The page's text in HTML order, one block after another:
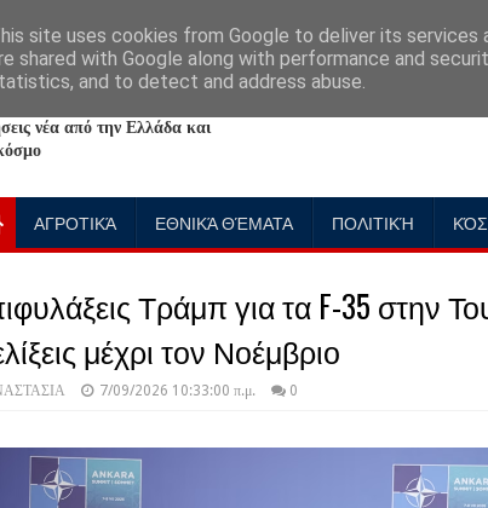
νέα από την Ελλάδα και
ΑΓΡΟΤΙΚΆ ΕΘΝΙΚΆ ΘΈΜΑΤΑ ΠΟΛΙΤΙΚΉ
Τράμπ για τα F-35 στην
μέχρι τον Νοέμβριο
7/09/2026 10:33:00 π.μ. 0
site uses cookies from Google to deliver its services
shared with Google along with performance and
and to detect and address abuse.